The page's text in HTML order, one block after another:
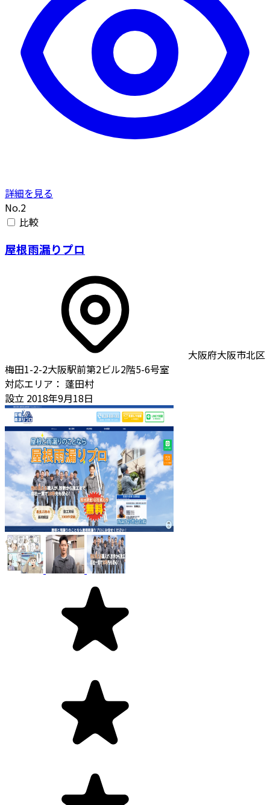
詳細を見る
No.2
比較
屋根雨漏りプロ
大阪府大阪市北区
梅田1-2-2大阪駅前第2ビル2階5-6号室
対応エリア： 蓬田村
設立 2018年9月18日